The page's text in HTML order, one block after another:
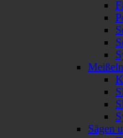
Meißeln
Sägen